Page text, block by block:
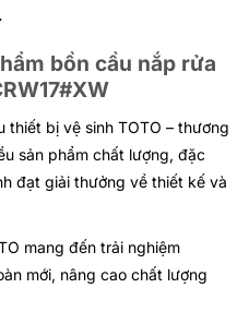
bồn cầu nắp rửa
thiết bị vệ sinh TOTO – thương
sản phẩm chất lượng, đặc
đạt giải thưởng về thiết kế và
mang đến trải nghiệm
mới, nâng cao chất lượng